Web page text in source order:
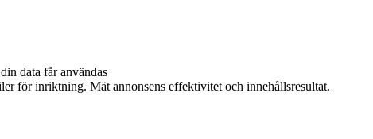
data får användas
för inriktning. Mät annonsens effektivitet och innehållsresultat.